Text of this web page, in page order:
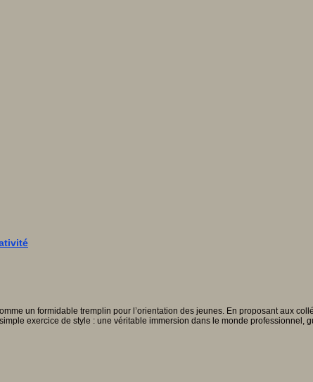
un formidable tremplin pour l’orientation des jeunes. En proposant aux
exercice de style : une véritable immersion dans le monde professionnel,